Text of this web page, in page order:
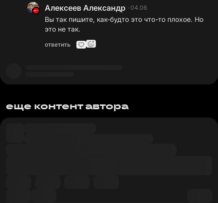
Алексеев Александр · 04.06
Вы так пишите, как-будто это что-то плохое. Но
это не так.
ответить
еще контент автора